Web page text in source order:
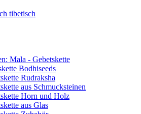
tibetisch
Mala - Gebetskette
Bodhiseeds
Rudraksha
aus Schmucksteinen
Horn und Holz
aus Glas